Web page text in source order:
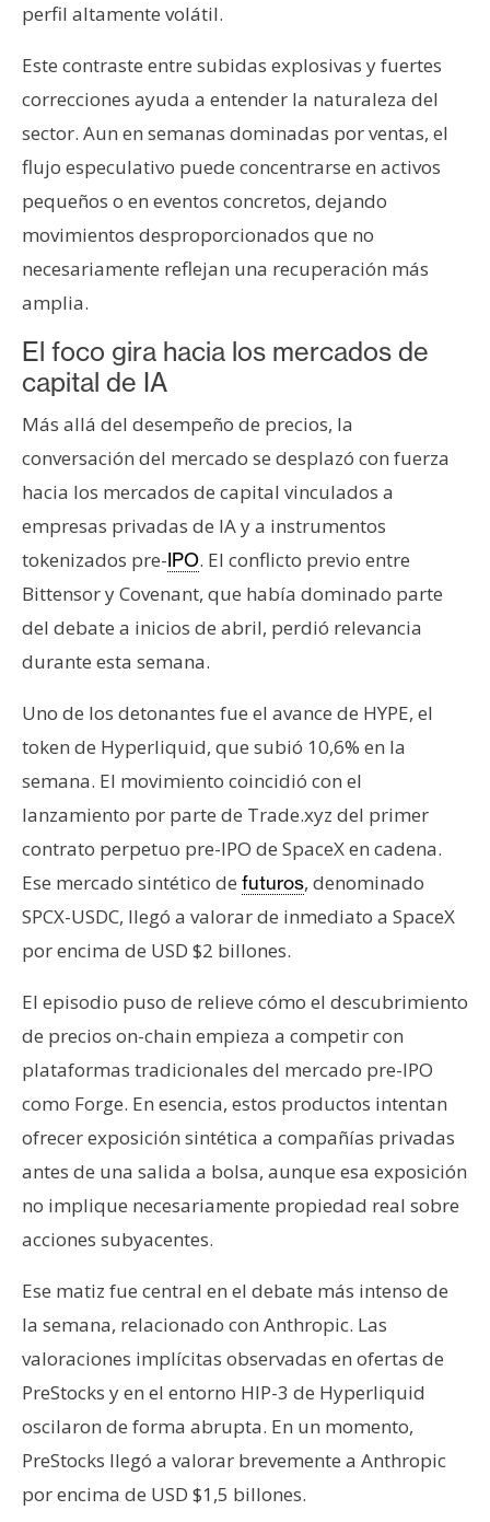
perfil altamente volátil.
Este contraste entre subidas explosivas y fuertes
correcciones ayuda a entender la naturaleza del
sector. Aun en semanas dominadas por ventas, el
flujo especulativo puede concentrarse en activos
pequeños o en eventos concretos, dejando
movimientos desproporcionados que no
necesariamente reflejan una recuperación más
amplia.
El foco gira hacia los mercados de
capital de IA
Más allá del desempeño de precios, la
conversación del mercado se desplazó con fuerza
hacia los mercados de capital vinculados a
empresas privadas de IA y a instrumentos
tokenizados pre-IPO. El conflicto previo entre
Bittensor y Covenant, que había dominado parte
del debate a inicios de abril, perdió relevancia
durante esta semana.
Uno de los detonantes fue el avance de HYPE, el
token de Hyperliquid, que subió 10,6% en la
semana. El movimiento coincidió con el
lanzamiento por parte de Trade.xyz del primer
contrato perpetuo pre-IPO de SpaceX en cadena.
Ese mercado sintético de futuros, denominado
SPCX-USDC, llegó a valorar de inmediato a SpaceX
por encima de USD $2 billones.
El episodio puso de relieve cómo el descubrimiento
de precios on-chain empieza a competir con
plataformas tradicionales del mercado pre-IPO
como Forge. En esencia, estos productos intentan
ofrecer exposición sintética a compañías privadas
antes de una salida a bolsa, aunque esa exposición
no implique necesariamente propiedad real sobre
acciones subyacentes.
Ese matiz fue central en el debate más intenso de
la semana, relacionado con Anthropic. Las
valoraciones implícitas observadas en ofertas de
PreStocks y en el entorno HIP-3 de Hyperliquid
oscilaron de forma abrupta. En un momento,
PreStocks llegó a valorar brevemente a Anthropic
por encima de USD $1,5 billones.